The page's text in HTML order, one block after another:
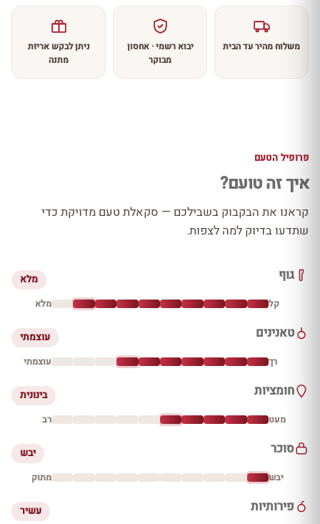
משלוח מהיר עד הבית
יבוא רשמי · אחסון
מבוקר
ניתן לבקש אריזת
מתנה
פרופיל הטעם
איך זה טועם?
קראנו את הבקבוק בשבילכם — סקאלת טעם מדויקת כדי
שתדעו בדיוק למה לצפות.
גוף מלא
קל מלא
טאנינים עוצמתי
רך עוצמתי
חומציות בינונית
מעט רב
סוכר יבש
יבש מתוק
פירותיות עשיר